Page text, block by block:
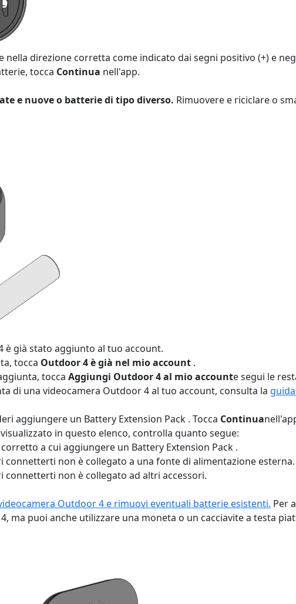
direzione corretta come indicato dai segni positivo (+) e
tocca Continua nell'app.
e nuove o batterie di tipo diverso. Rimuovere e riciclare o
è già stato aggiunto al tuo account.
tocca Outdoor 4 è già nel mio account .
tocca Aggiungi Outdoor 4 al mio accounte segui le
di una videocamera Outdoor 4 al tuo account, consulta la
aggiungere un Battery Extension Pack . Tocca Continua
in questo elenco, controlla quanto segue:
a cui aggiungere un Battery Extension Pack .
connetterti non è collegato a una fonte di alimentazione esterna.
connetterti non è collegato ad altri accessori.
Outdoor 4 e rimuovi eventuali batterie esistenti. Per
ma puoi anche utilizzare una moneta o un cacciavite a testa